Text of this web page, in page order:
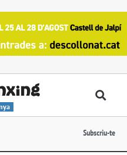
Subscriu-te